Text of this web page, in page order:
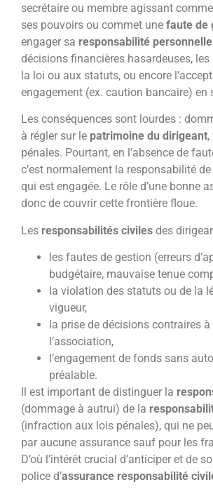
secrétaire ou membre agissant
ses pouvoirs ou commet une faute de
engager sa responsabilité personnelle
décisions financières hasardeuses,
la loi ou aux statuts, ou encore
engagement (ex. caution bancaire) en
Les conséquences sont lourdes :
à régler sur le patrimoine du dirigeant
pénales. Pourtant, en l’absence de
c’est normalement la responsabilité
qui est engagée. Le rôle d’une bonne
donc de couvrir cette frontière floue.
Les responsabilités civiles des
les fautes de gestion (erreurs
budgétaire, mauvaise tenue
la violation des statuts ou de la
vigueur,
la prise de décisions contraires à
l’association,
l’engagement de fonds sans
préalable.
Il est important de distinguer la
(dommage à autrui) de la
(infraction aux lois pénales), qui ne
par aucune assurance sauf pour les
D’où l’intérêt crucial d’anticiper et de
police d’assurance responsabilité